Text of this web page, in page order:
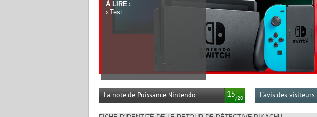
À LIRE :
› Test
15/20
La note de Puissance Nintendo L'avis des visiteurs